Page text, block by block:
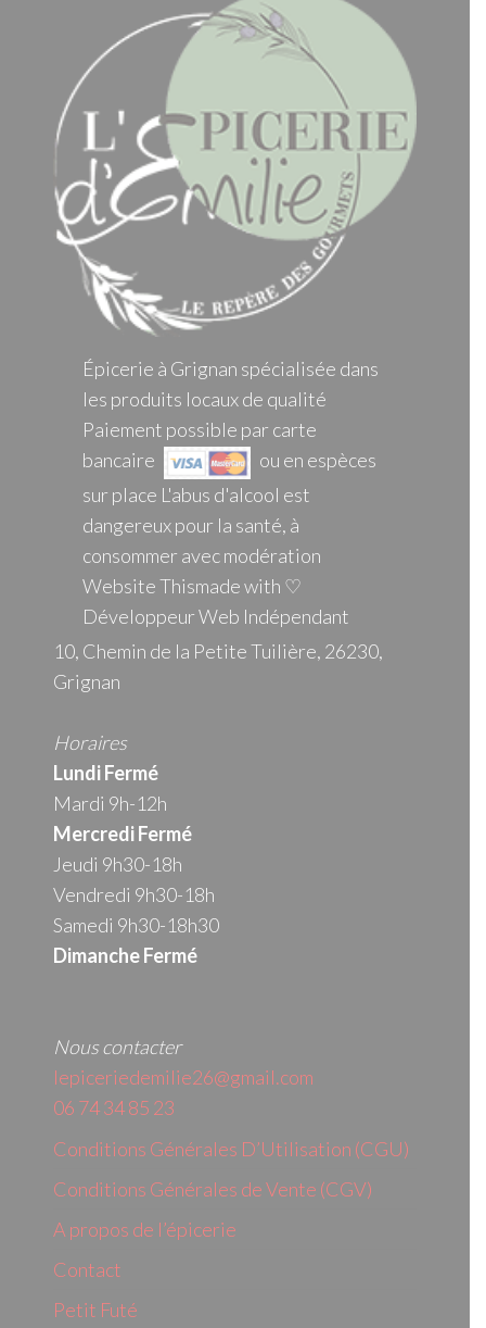
Épicerie à Grignan spécialisée dans
les produits locaux de qualité
Paiement possible par carte
bancaire
ou en espèces
sur place L'abus d'alcool est
dangereux pour la santé, à
consommer avec modération
Website Thismade with ♡
Développeur Web Indépendant
10, Chemin de la Petite Tuilière, 26230,
Grignan
Horaires
Lundi Fermé
Mardi 9h-12h
MercrediFermé
Jeudi 9h30-18h
Vendredi 9h30-18h
Samedi 9h30-18h30
Dimanche Fermé
Nous contacter
lepiceriedemilie26@gmail.com
06 74 34 85 23
Conditions Générales D’Utilisation (CGU)
Conditions Générales de Vente (CGV)
A propos de l’épicerie
Contact
Petit Futé